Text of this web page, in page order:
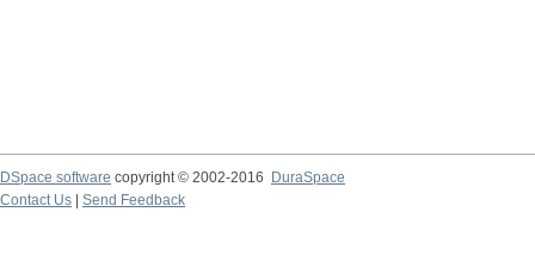
DSpace software copyright © 2002-2016
DuraSpace
Contact Us
Send Feedback